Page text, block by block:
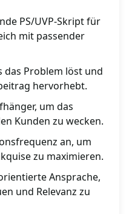
PS/UVP-Skript für
mit passender
das Problem löst und
hervorhebt.
um das
Kunden zu wecken.
an, um
zu maximieren.
Ansprache,
und Relevanz zu